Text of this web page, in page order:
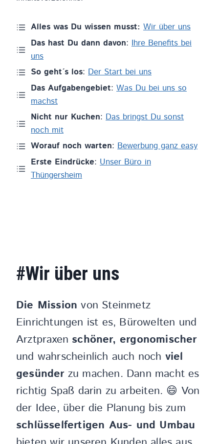
Alles was Du wissen musst: Wir über uns
Das hast Du dann davon: Ihre Benefits bei
uns
So geht´s los: Der Start bei uns
Das Aufgabengebiet: Was Du bei uns so
machst
Nicht nur Kuchen: Das bringst Du sonst
noch mit
Worauf noch warten: Bewerbung ganz easy
Erste Eindrücke: Unser Büro in
Thüngersheim
#Wir über uns
Die Mission von Steinmetz
Einrichtungen ist es, Bürowelten und
Arztpraxen schöner, ergonomischer
und wahrscheinlich auch noch viel
gesünderzu machen. Dann macht es
richtig Spaß darin zu arbeiten. 😄 Von
der Idee, über die Planung bis zum
schlüsselfertigen Aus- und Umbau